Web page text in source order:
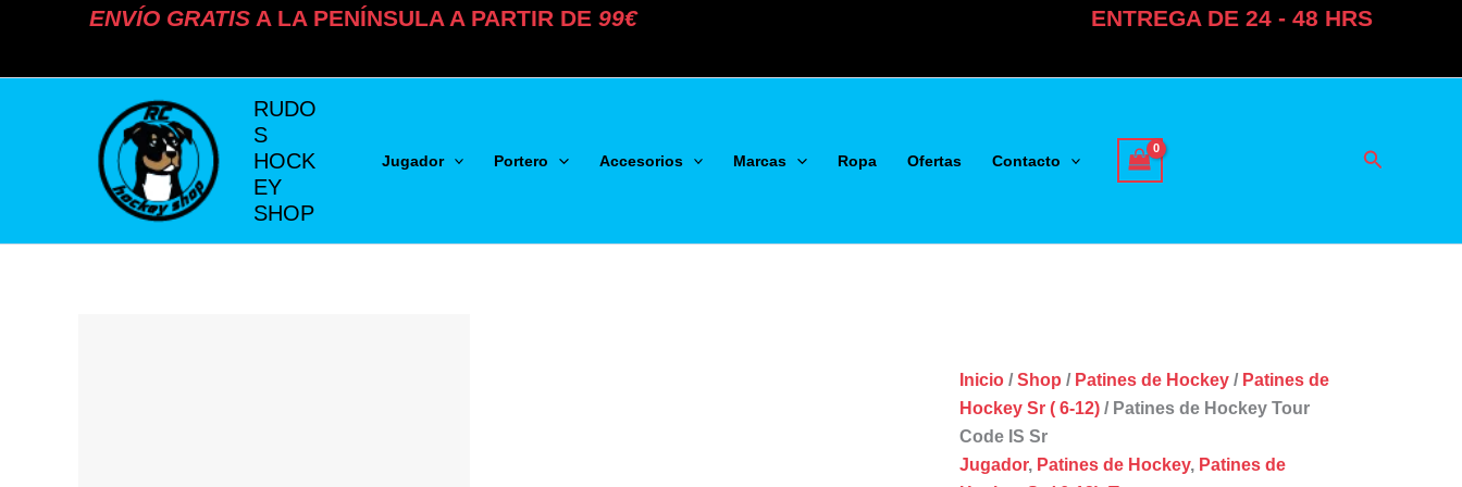
ENVÍO GRATIS A LA PENÍNSULA A PARTIR DE 99€ ENTREGA DE 24 - 48 HRS
RUDO
S
HOCK
EY
SHOP
Jugador Portero Accesorios Marcas Ropa Ofertas Contacto Buscar
Inicio/Shop / Patines de Hockey/ Patines de
Hockey Sr ( 6-12)/ Patines de Hockey Tour
Code IS Sr
Jugador, Patines de Hockey, Patines de